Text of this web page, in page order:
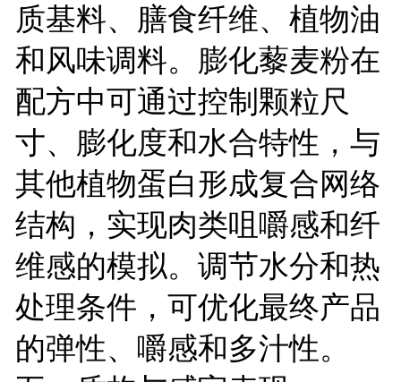
质基料、膳食纤维、植物油
和风味调料。膨化藜麦粉在
配方中可通过控制颗粒尺
寸、膨化度和水合特性，与
其他植物蛋白形成复合网络
结构，实现肉类咀嚼感和纤
维感的模拟。调节水分和热
处理条件，可优化最终产品
的弹性、嚼感和多汁性。